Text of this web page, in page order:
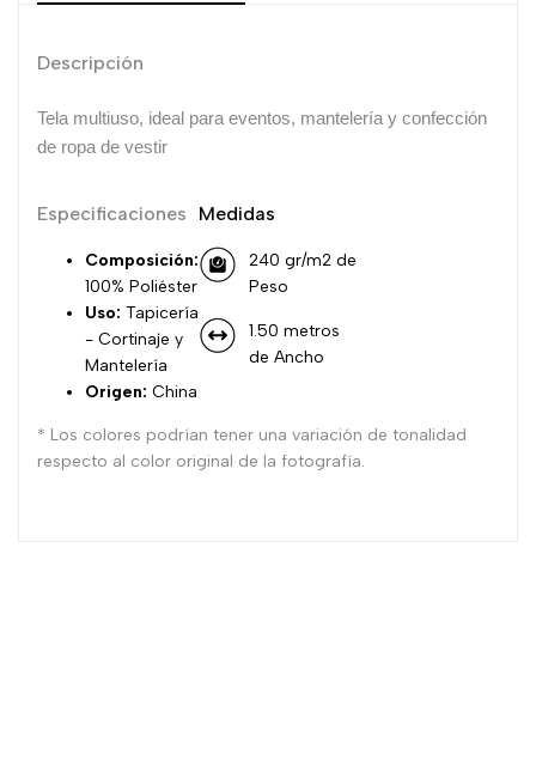
Descripción
Tela multiuso, ideal para eventos, mantelería y confección
de ropa de vestir
Especificaciones
Composición:
100% Poliéster
Uso: Tapicería
- Cortinaje y
Mantelería
Origen: China
Medidas
240 gr/m2 de
Peso
1.50 metros
de Ancho
* Los colores podrían tener una variación de tonalidad
respecto al color original de la fotografía.